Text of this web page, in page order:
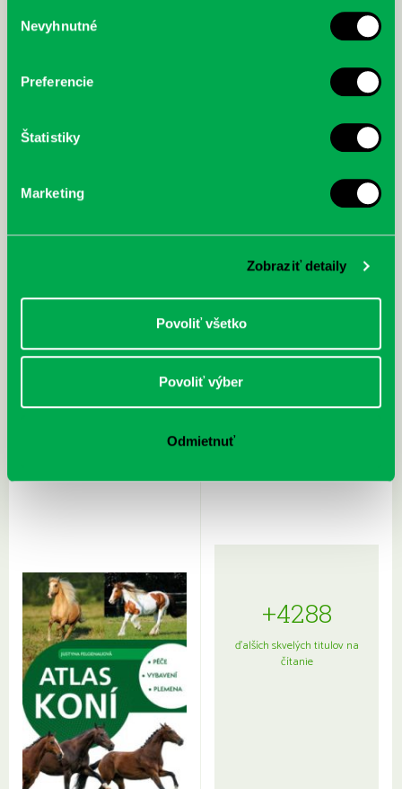
súhlasu
Nevyhnutné
Preferencie
Štatistiky
Marketing
Zobraziť detaily
Povoliť všetko
Povoliť výber
Odmietnuť
cyklistu modernej doby:
Rudź, Przemyslaw: Atlas hviezd:
Hardy, Paula: Japonsko na tanieri:
+4288
ďalších skvelých titulov na
čítanie